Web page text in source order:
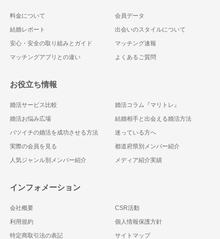
料金について
会員データ
結婚レポート
出会いのスタイルについて
安心・安全の取り組みとガイド
マッチング速報
マッチングアプリとの違い
よくあるご質問
お役立ち情報
婚活サービス比較
婚活コラム『マリトレ』
婚活お悩み広場
結婚相手と出会える婚活方法
バツイチの婚活を成功させる方法
迷っている方へ
実際の会員を見る
都道府県別メンバー紹介
人気ジャンル別メンバー紹介
メディア紹介実績
インフォメーション
会社概要
CSR活動
利用規約
個人情報保護方針
特定商取引法の表記
サイトマップ